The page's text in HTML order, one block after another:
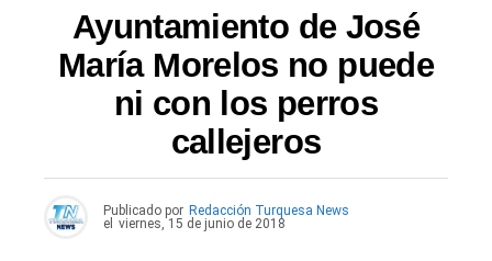
Ayuntamiento de José
María Morelos no puede
ni con los perros
callejeros
Publicado por Redacción Turquesa News
el viernes, 15 de junio de 2018